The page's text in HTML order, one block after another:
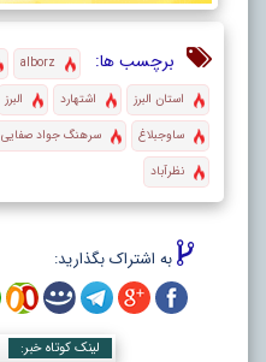
برچسب ها: alborz
استان البرز
اشتهارد البرز
ساوجبلاغ
سرهنگ جواد صفایی
نظرآباد
به اشتراک بگذارید:
لینک کوتاه خبر: